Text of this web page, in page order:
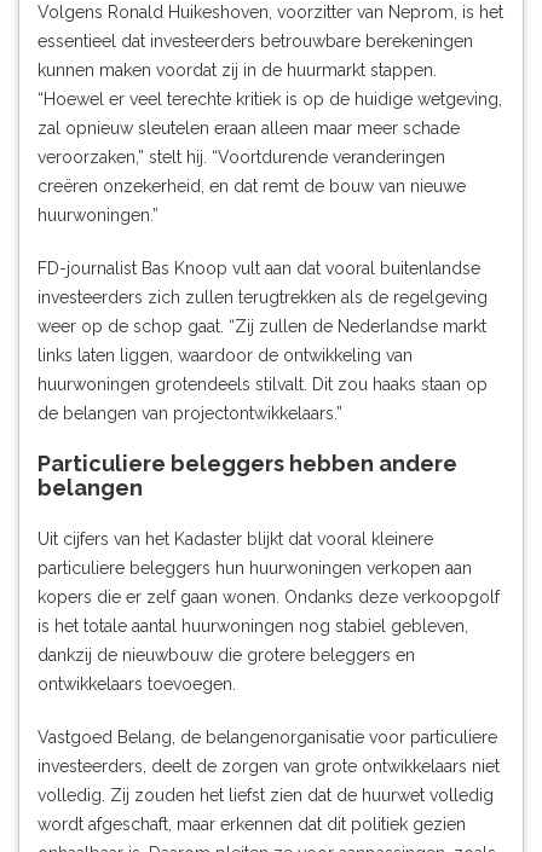
Volgens Ronald Huikeshoven, voorzitter van Neprom, is het
essentieel dat investeerders betrouwbare berekeningen
kunnen maken voordat zij in de huurmarkt stappen.
“Hoewel er veel terechte kritiek is op de huidige wetgeving,
zal opnieuw sleutelen eraan alleen maar meer schade
veroorzaken,” stelt hij. “Voortdurende veranderingen
creëren onzekerheid, en dat remt de bouw van nieuwe
huurwoningen.”
FD-journalist Bas Knoop vult aan dat vooral buitenlandse
investeerders zich zullen terugtrekken als de regelgeving
weer op de schop gaat. “Zij zullen de Nederlandse markt
links laten liggen, waardoor de ontwikkeling van
huurwoningen grotendeels stilvalt. Dit zou haaks staan op
de belangen van projectontwikkelaars.”
Particuliere beleggers hebben andere
belangen
Uit cijfers van het Kadaster blijkt dat vooral kleinere
particuliere beleggers hun huurwoningen verkopen aan
kopers die er zelf gaan wonen. Ondanks deze verkoopgolf
is het totale aantal huurwoningen nog stabiel gebleven,
dankzij de nieuwbouw die grotere beleggers en
ontwikkelaars toevoegen.
Vastgoed Belang, de belangenorganisatie voor particuliere
investeerders, deelt de zorgen van grote ontwikkelaars niet
volledig. Zij zouden het liefst zien dat de huurwet volledig
wordt afgeschaft, maar erkennen dat dit politiek gezien